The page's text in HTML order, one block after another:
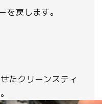
戻します。
たクリーンスティ